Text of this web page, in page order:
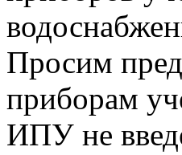
Просим
приборам
ИПУ не